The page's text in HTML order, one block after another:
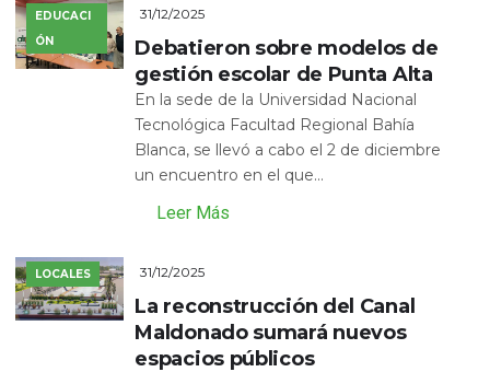
EDUCACI
ÓN
31/12/2025
Debatieron sobre modelos de
gestión escolar de Punta Alta
En la sede de la Universidad Nacional
Tecnológica Facultad Regional Bahía
Blanca, se llevó a cabo el 2 de diciembre
un encuentro en el que...
Leer Más
LOCALES 31/12/2025
La reconstrucción del Canal
Maldonado sumará nuevos
espacios públicos